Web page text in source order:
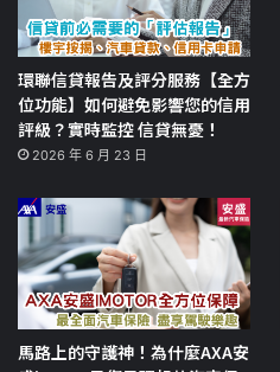
環聯信貸報告及評分服務【全方
位功能】如何避免影響您的信用
評級？實時監控 信貸無憂！
2026 年 6 月 23 日
馬路上的守護神！為什麼AXA安